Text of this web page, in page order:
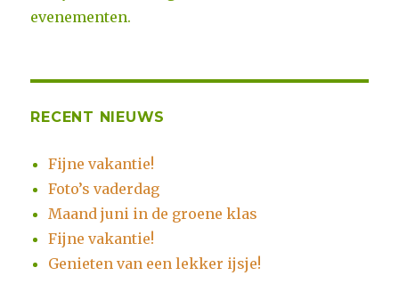
evenementen.
RECENT NIEUWS
Fijne vakantie!
Foto’s vaderdag
Maand juni in de groene klas
Fijne vakantie!
Genieten van een lekker ijsje!